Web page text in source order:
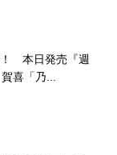
本日発売『週
喜「乃...